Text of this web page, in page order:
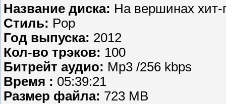
Название диска: На вершинах хит-
Стиль: Pop
Год выпуска: 2012
Кол-во трэков: 100
Битрейт аудио: Mp3 /256 kbps
Время : 05:39:21
Размер файла: 723 MB